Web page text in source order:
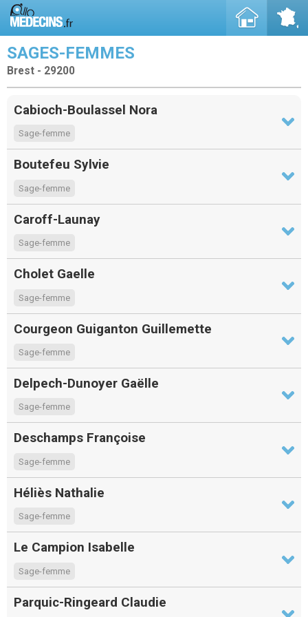
SAGES-FEMMES
Brest - 29200
Cabioch-Boulassel Nora
Sage-femme
Boutefeu Sylvie
Sage-femme
Caroff-Launay
Sage-femme
Cholet Gaelle
Sage-femme
Courgeon Guiganton Guillemette
Sage-femme
Delpech-Dunoyer Gaëlle
Sage-femme
Deschamps Françoise
Sage-femme
Héliès Nathalie
Sage-femme
Le Campion Isabelle
Sage-femme
Parquic-Ringeard Claudie